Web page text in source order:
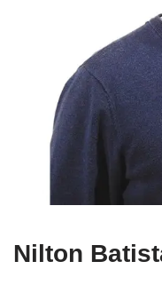
Nilton